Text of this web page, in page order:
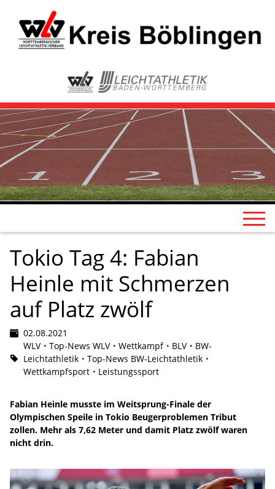
Tokio Tag 4: Fabian
Heinle mit Schmerzen
auf Platz zwölf
02.08.2021
WLV
Top-News WLV Wettkampf BLV
BW-
Leichtathletik
Top-News BW-Leichtathletik
Wettkampfsport
Leistungssport
Fabian Heinle musste im Weitsprung-Finale der
Olympischen Speile in Tokio Beugerproblemen Tribut
zollen. Mehr als 7,62 Meter und damit Platz zwölf waren
nicht drin.